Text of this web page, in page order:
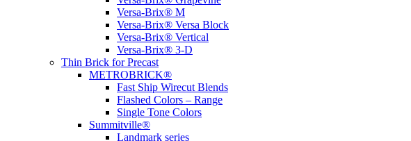
Versa-Brix® M
Versa-Brix® Versa Block
Versa-Brix® Vertical
Versa-Brix® 3-D
Thin Brick for Precast
METROBRICK®
Fast Ship Wirecut Blends
Flashed Colors – Range
Single Tone Colors
Summitville®
Landmark series